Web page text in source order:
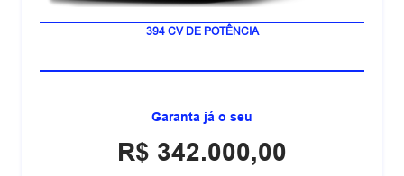
MOTOR 2.0 TURBO
Garanta já o seu
R$ 342.000,00